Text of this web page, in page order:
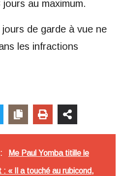
au maximum.
de garde à vue ne
les infractions
Me Paul Yomba titille le
: « Il a touché au rubicond,